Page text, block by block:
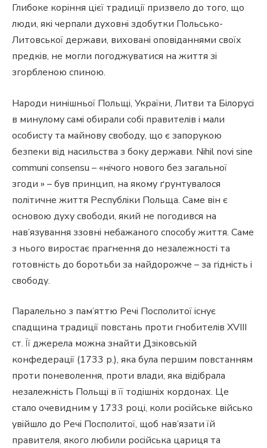
Глибоке коріння цієї традиції призвело до того, що
люди, які черпали духовні здобутки Польсько-
Литовської держави, виховані оповіданнями своїх
предків, не могли погоджуватися на життя зі
згорбленою спиною.
Народи нинішньої Польщі, України, Литви та Білорусі
в минулому самі обирали собі правителів і мали
особисту та майнову свободу, що є запорукою
безпеки від насильства з боку держави. Nihil novi sine
communi consensu – «нічого нового без загальної
згоди » – був принцип, на якому ґрунтувалося
політичне життя Республіки Польща. Саме він є
основою духу свободи, який не погодився на
нав’язування ззовні небажаного способу життя. Саме
з нього виростає прагнення до незалежності та
готовність до боротьби за найдорожче – за гідність і
свободу.
Паралельно з пам’яттю Речі Посполитої існує
спадщина традиції повстань проти гнобителів XVIII
ст. Її джерела можна знайти Дзіковській
конфедерації (1733 р.), яка була першим повстанням
проти поневолення, проти влади, яка відібрала
незалежність Польщі в її тодішніх кордонах. Це
стало очевидним у 1733 році, коли російське військо
увійшло до Речі Посполитої, щоб нав’язати їй
правителя, якого любили російська цариця та